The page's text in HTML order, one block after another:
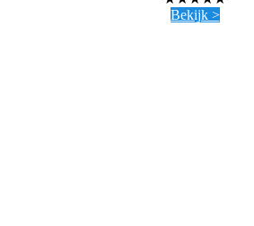
Bekijk >